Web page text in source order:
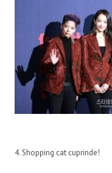
4. Shopping cat cuprinde!